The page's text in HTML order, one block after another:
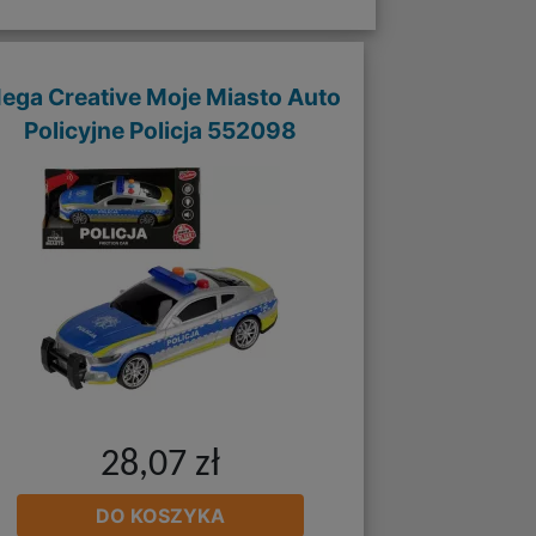
Creative Moje Miasto Auto
Policyjne Policja 552098
28,07 zł
DO KOSZYKA